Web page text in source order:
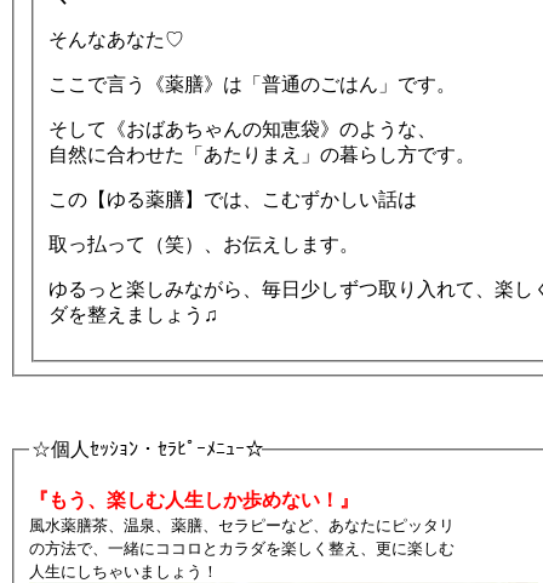
そんなあなた♡
ここで言う《薬膳》は「普通のごはん」です。
そして《おばあちゃんの知恵袋》のような、
自然に合わせた「あたりまえ」の暮らし方です。
この【ゆる薬膳】では、こむずかしい話は
取っ払って（笑）、お伝えします。
ゆるっと楽しみながら、毎日少しずつ取り入れて、楽
ダを整えましょう♫
☆個人ｾｯｼｮﾝ・ｾﾗﾋﾟｰﾒﾆｭｰ☆
『もう、楽しむ人生しか歩めない！』
風水薬膳茶、温泉、薬膳、セラピーなど、あなたにピッタリ
の方法で、一緒にココロとカラダを楽しく整え、更に楽しむ
人生にしちゃいましょう！